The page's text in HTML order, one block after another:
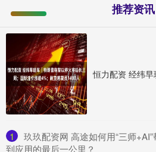
推荐资讯
1
玖玖配资网 高途如何用“三师
到应用的最后一公里？